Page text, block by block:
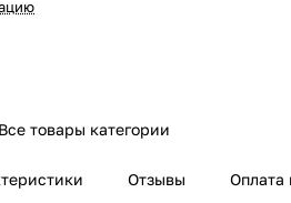
Все товары категории
Отзывы Оплата